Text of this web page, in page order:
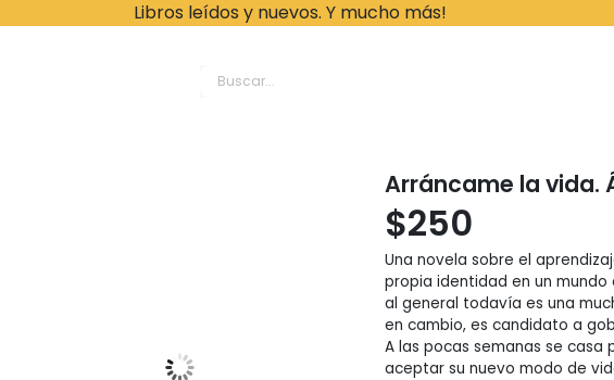
Libros leídos y nuevos. Y mucho más!
Arráncame la vida.
$250
Una novela sobre el
propia identidad en un
al general todavía es una
en cambio, es candidato a
A las pocas semanas se casa
aceptar su nuevo modo de